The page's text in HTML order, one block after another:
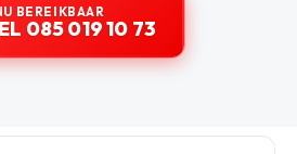
BEREIKBAAR
085 019 10 73